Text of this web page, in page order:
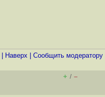
Наверх Cообщить модератору
+ / –